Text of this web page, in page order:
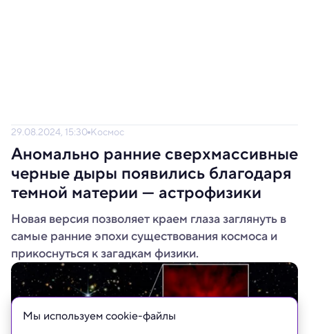
29.08.2024, 15:30 Космос
Аномально ранние сверхмассивные
черные дыры появились благодаря
темной материи — астрофизики
Новая версия позволяет краем глаза заглянуть в
самые ранние эпохи существования космоса и
прикоснуться к загадкам физики.
Мы используем сookie-файлы